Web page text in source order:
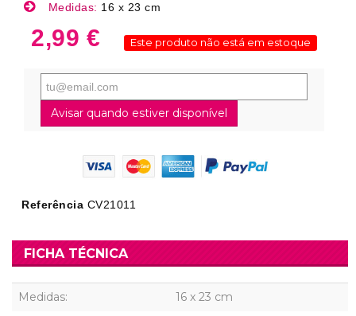
Medidas: 16 x 23 cm
2,99 € Este produto não está em estoque
Avisar quando estiver disponível
Referência CV21011
FICHA TÉCNICA
Medidas: 16 x 23 cm